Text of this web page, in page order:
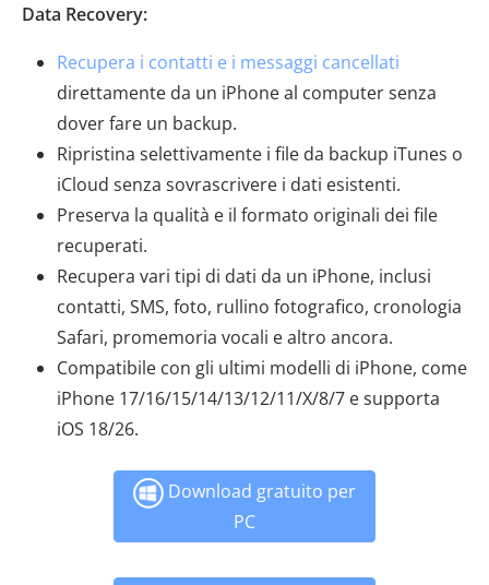
Data Recovery:
Recupera i contatti e i messaggi cancellati
direttamente da un iPhone al computer senza
dover fare un backup.
Ripristina selettivamente i file da backup iTunes o
iCloud senza sovrascrivere i dati esistenti.
Preserva la qualità e il formato originali dei file
recuperati.
Recupera vari tipi di dati da un iPhone, inclusi
contatti, SMS, foto, rullino fotografico, cronologia
Safari, promemoria vocali e altro ancora.
Compatibile con gli ultimi modelli di iPhone, come
iPhone 17/16/15/14/13/12/11/X/8/7 e supporta
iOS 18/26.
Download gratuito per
PC